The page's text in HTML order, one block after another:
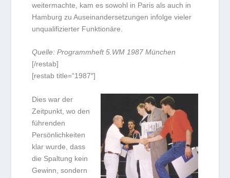
weitermachte, kam es sowohl in Paris als auch in
Hamburg zu Auseinandersetzungen infolge vieler
unqualifizierter Funktionäre.
Quelle: Programmheft 5.WM 1987 München
[/restab]
[restab title=“1987″]
Dies war der
Zeitpunkt, wo den
führenden
Persönlichkeiten
klar wurde, dass
die Spaltung kein
Gewinn, sondern